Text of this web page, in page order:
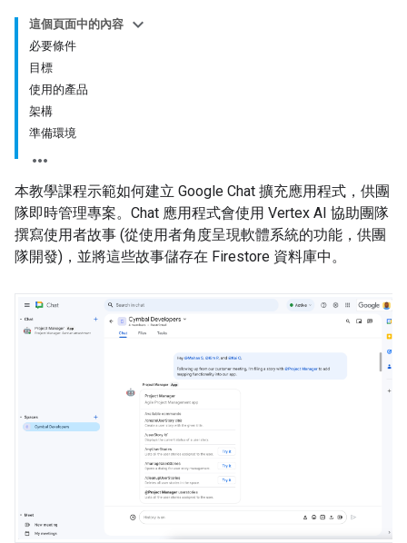
這個頁面中的內容
必要條件
目標
使用的產品
架構
準備環境
本教學課程示範如何建立 Google Chat 擴充應用程式，供團
隊即時管理專案。Chat 應用程式會使用 Vertex AI 協助團隊
撰寫使用者故事 (從使用者角度呈現軟體系統的功能，供團
隊開發)，並將這些故事儲存在 Firestore 資料庫中。